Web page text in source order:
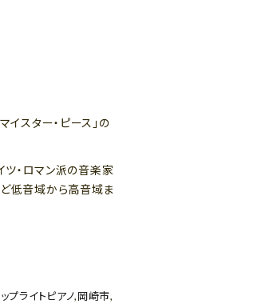
スター・ピース」の
ツ・ロマン派の音楽家
低音域から高音域ま
プライトピアノ,岡崎市,